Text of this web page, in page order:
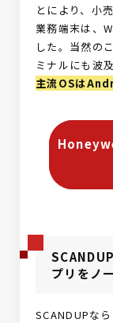
とにより、小
業務端末は、
した。当然の
ミナルにも波及
主流OSは
プリをノ
SCANDUPな